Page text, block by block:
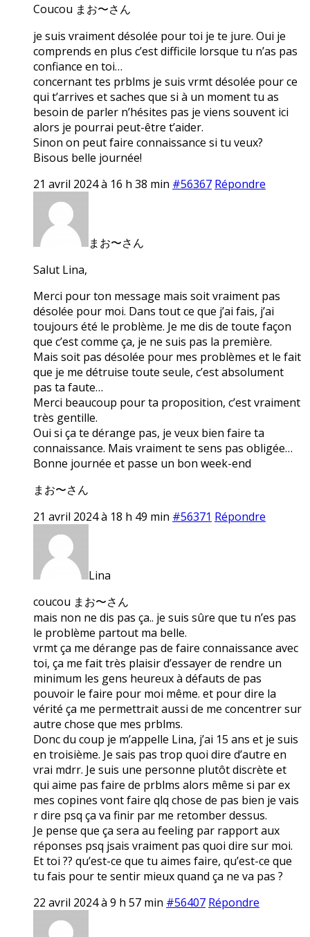
Coucou まお〜さん
je suis vraiment désolée pour toi je te jure. Oui je
comprends en plus c’est difficile lorsque tu n’as pas
confiance en toi…
concernant tes prblms je suis vrmt désolée pour ce
qui t’arrives et saches que si à un moment tu as
besoin de parler n’hésites pas je viens souvent ici
alors je pourrai peut-être t’aider.
Sinon on peut faire connaissance si tu veux?
Bisous belle journée!
21 avril 2024 à 16 h 38 min #56367 Répondre
まお〜さん
Salut Lina,
Merci pour ton message mais soit vraiment pas
désolée pour moi. Dans tout ce que j’ai fais, j’ai
toujours été le problème. Je me dis de toute façon
que c’est comme ça, je ne suis pas la première.
Mais soit pas désolée pour mes problèmes et le fait
que je me détruise toute seule, c’est absolument
pas ta faute…
Merci beaucoup pour ta proposition, c’est vraiment
très gentille.
Oui si ça te dérange pas, je veux bien faire ta
connaissance. Mais vraiment te sens pas obligée…
Bonne journée et passe un bon week-end
まお〜さん
21 avril 2024 à 18 h 49 min #56371 Répondre
Lina
coucou まお〜さん
mais non ne dis pas ça.. je suis sûre que tu n’es pas
le problème partout ma belle.
vrmt ça me dérange pas de faire connaissance avec
toi, ça me fait très plaisir d’essayer de rendre un
minimum les gens heureux à défauts de pas
pouvoir le faire pour moi même. et pour dire la
vérité ça me permettrait aussi de me concentrer sur
autre chose que mes prblms.
Donc du coup je m’appelle Lina, j’ai 15 ans et je suis
en troisième. Je sais pas trop quoi dire d’autre en
vrai mdrr. Je suis une personne plutôt discrète et
qui aime pas faire de prblms alors même si par ex
mes copines vont faire qlq chose de pas bien je vais
r dire psq ça va finir par me retomber dessus.
Je pense que ça sera au feeling par rapport aux
réponses psq jsais vraiment pas quoi dire sur moi.
Et toi ?? qu’est-ce que tu aimes faire, qu’est-ce que
tu fais pour te sentir mieux quand ça ne va pas ?
22 avril 2024 à 9 h 57 min #56407 Répondre